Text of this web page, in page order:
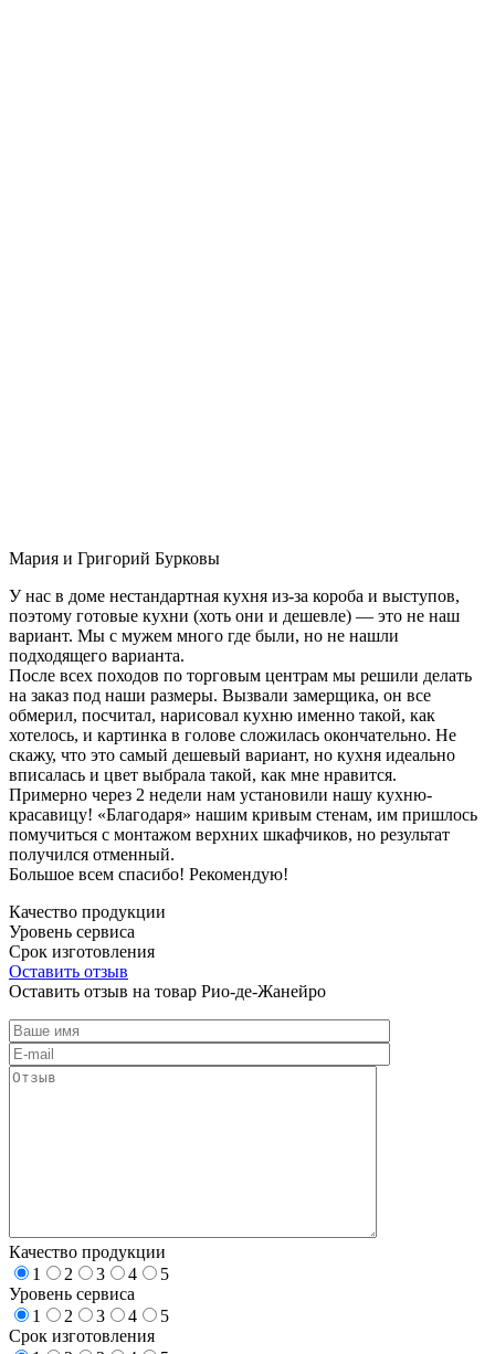
Мария и Григорий Бурковы
У нас в доме нестандартная кухня из-за короба и выступов,
поэтому готовые кухни (хоть они и дешевле) — это не наш
вариант. Мы с мужем много где были, но не нашли
подходящего варианта.
После всех походов по торговым центрам мы решили делать
на заказ под наши размеры. Вызвали замерщика, он все
обмерил, посчитал, нарисовал кухню именно такой, как
хотелось, и картинка в голове сложилась окончательно. Не
скажу, что это самый дешевый вариант, но кухня идеально
вписалась и цвет выбрала такой, как мне нравится.
Примерно через 2 недели нам установили нашу кухню-
красавицу! «Благодаря» нашим кривым стенам, им пришлось
помучиться с монтажом верхних шкафчиков, но результат
получился отменный.
Большое всем спасибо! Рекомендую!
Качество продукции
Уровень сервиса
Срок изготовления
Оставить отзыв
Оставить отзыв на товар Рио-де-Жанейро
Качество продукции
1
2 3 4
5
Уровень сервиса
1
2 3 4
5
Срок изготовления